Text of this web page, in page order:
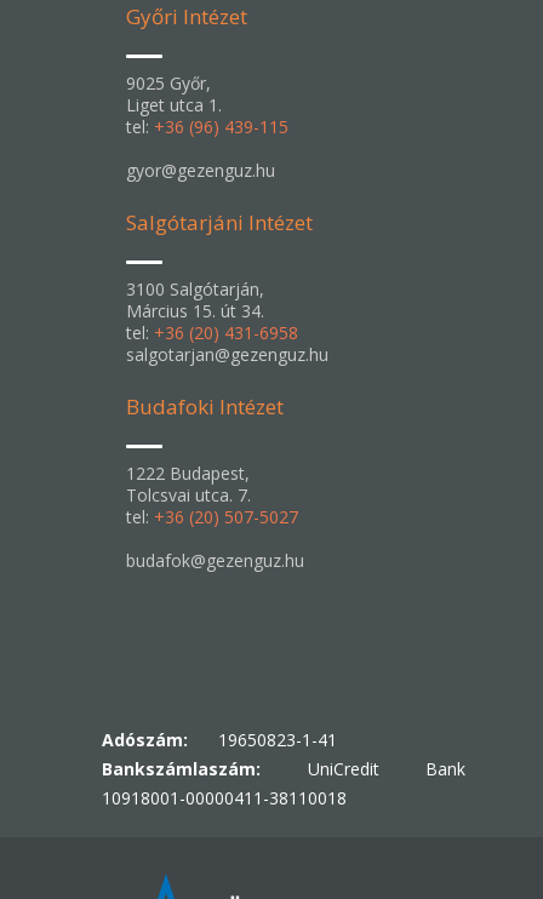
Győri Intézet
9025 Győr,
Liget utca 1.
tel: +36 (96) 439-115
gyor@gezenguz.hu
Salgótarjáni Intézet
3100 Salgótarján,
Március 15. út 34.
tel: +36 (20) 431-6958
salgotarjan@gezenguz.hu
Budafoki Intézet
1222 Budapest,
Tolcsvai utca. 7.
tel: +36 (20) 507-5027
budafok@gezenguz.hu
Adószám: 19650823-1-41
Bankszámlaszám: UniCredit Bank
10918001-00000411-38110018